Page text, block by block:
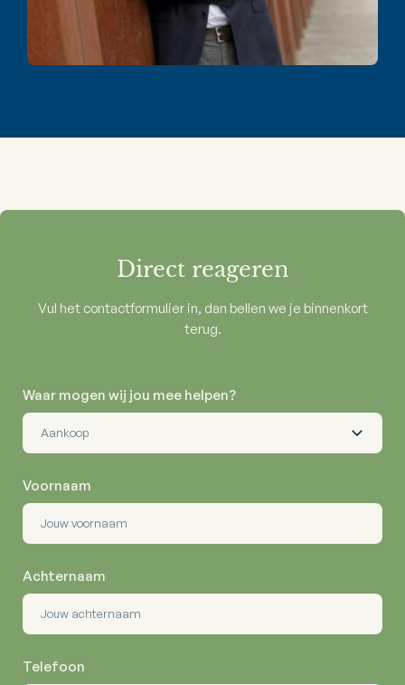
Direct reageren
Vul het contactformulier in, dan bellen we je binnenkort
terug.
Waar mogen wij jou mee helpen?
Voornaam
Achternaam
Telefoon